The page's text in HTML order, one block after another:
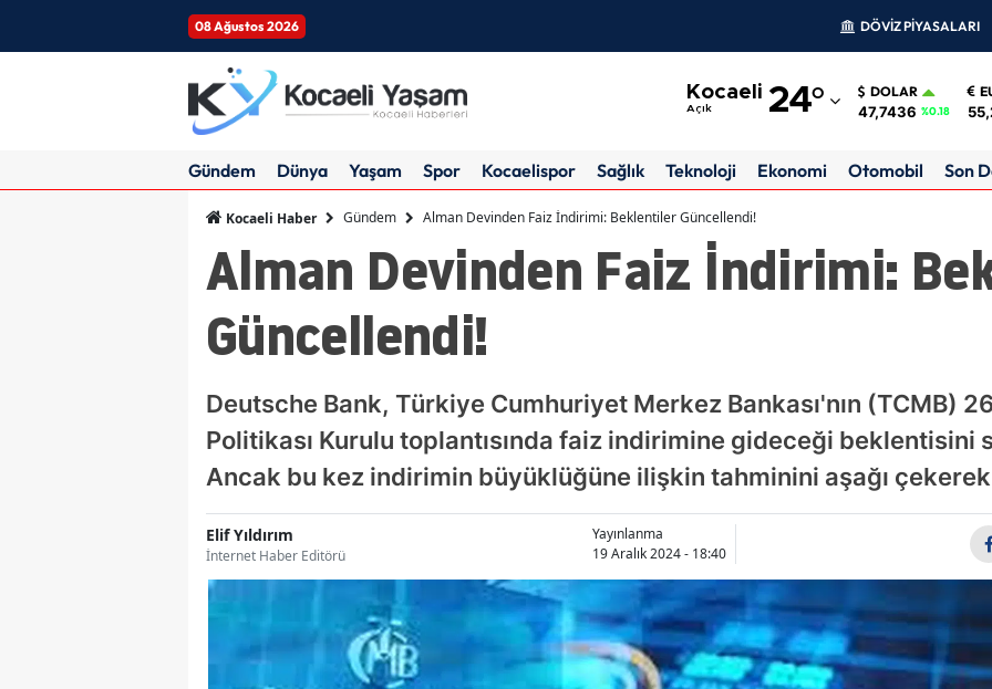
08 Ağustos 2026 DÖVİZ PİYASALARI
Kocaeli
Açık 24°
Adıyaman
Amasya
Ankara
Aydın
Balıkesir
Bilecik
Bingöl
Bitlis
Bolu
DOLAR
47,7436 %0.18
Gündem Dünya Yaşam Spor Kocaelispor Sağlık Teknoloji Ekonomi Otomobil Son
Kocaeli Haber Gündem Alman Devinden Faiz İndirimi: Beklentiler Güncellendi!
Alman Devinden Faiz İndirimi:
Güncellendi!
Deutsche Bank, Türkiye Cumhuriyet Merkez Bankası'nın (TCMB)
Politikası Kurulu toplantısında faiz indirimine gideceği
Ancak bu kez indirimin büyüklüğüne ilişkin tahminini aşağı
Elif Yıldırım
İnternet Haber Editörü
Yayınlanma
19 Aralık 2024 - 18:40